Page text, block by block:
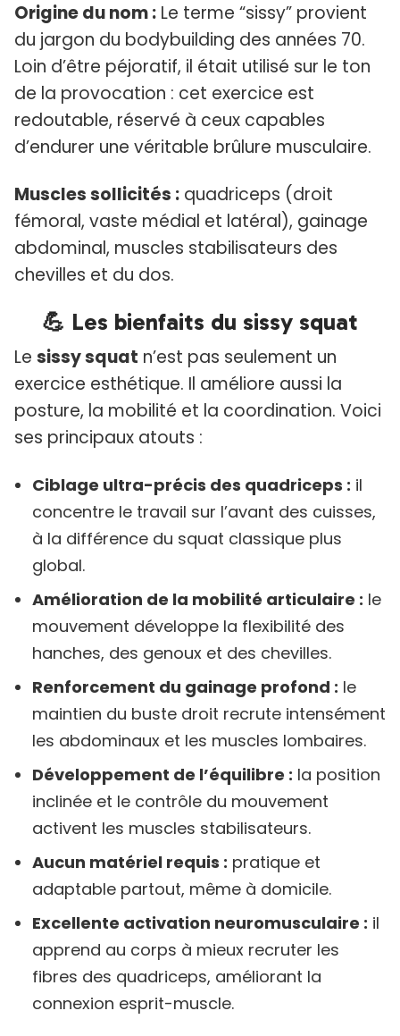
Origine du nom : Le terme “sissy” provient
du jargon du bodybuilding des années 70.
Loin d’être péjoratif, il était utilisé sur le ton
de la provocation : cet exercice est
redoutable, réservé à ceux capables
d’endurer une véritable brûlure musculaire.
Muscles sollicités : quadriceps (droit
fémoral, vaste médial et latéral), gainage
abdominal, muscles stabilisateurs des
chevilles et du dos.
💪 Les bienfaits du sissy squat
Le sissy squat n’est pas seulement un
exercice esthétique. Il améliore aussi la
posture, la mobilité et la coordination. Voici
ses principaux atouts :
Ciblage ultra-précis des quadriceps : il
concentre le travail sur l’avant des cuisses,
à la différence du squat classique plus
global.
Amélioration de la mobilité articulaire : le
mouvement développe la flexibilité des
hanches, des genoux et des chevilles.
Renforcement du gainage profond : le
maintien du buste droit recrute intensément
les abdominaux et les muscles lombaires.
Développement de l’équilibre : la position
inclinée et le contrôle du mouvement
activent les muscles stabilisateurs.
Aucun matériel requis : pratique et
adaptable partout, même à domicile.
Excellente activation neuromusculaire : il
apprend au corps à mieux recruter les
fibres des quadriceps, améliorant la
connexion esprit-muscle.